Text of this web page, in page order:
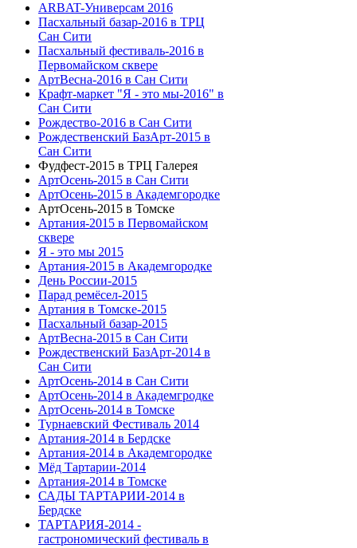
ARBAT-Универсам 2016
Пасхальный базар-2016 в ТРЦ
Сан Сити
Пасхальный фестиваль-2016 в
Первомайском сквере
АртВесна-2016 в Сан Сити
Крафт-маркет "Я - это мы-2016" в
Сан Сити
Рождество-2016 в Сан Сити
Рождественский БазАрт-2015 в
Сан Сити
Фудфест-2015 в ТРЦ Галерея
АртОсень-2015 в Сан Сити
АртОсень-2015 в Академгородке
АртОсень-2015 в Томске
Артания-2015 в Первомайском
сквере
Я - это мы 2015
Артания-2015 в Академгородке
День России-2015
Парад ремёсел-2015
Артания в Томске-2015
Пасхальный базар-2015
АртВесна-2015 в Сан Сити
Рождественский БазАрт-2014 в
Сан Сити
АртОсень-2014 в Сан Сити
АртОсень-2014 в Академгродке
АртОсень-2014 в Томске
Турнаевский Фестиваль 2014
Артания-2014 в Бердске
Артания-2014 в Академгородке
Мёд Тартарии-2014
Артания-2014 в Томске
САДЫ ТАРТАРИИ-2014 в
Бердске
ТАРТАРИЯ-2014 -
гастрономический фестиваль в